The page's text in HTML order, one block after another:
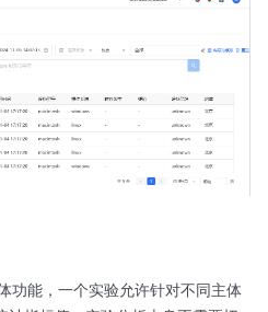
功能，一个实验允许针对不同主体